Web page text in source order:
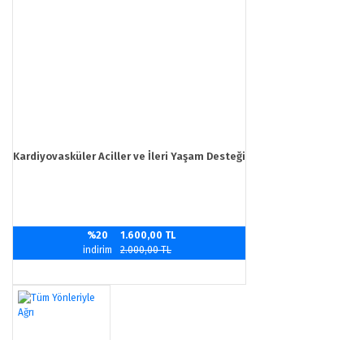
Kardiyovasküler Aciller ve İleri Yaşam Desteği
%20
indirim
1.600,00 TL
2.000,00 TL